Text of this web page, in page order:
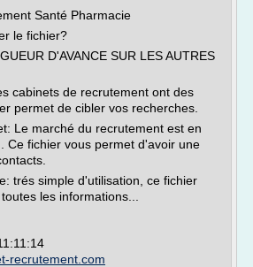
Santé Pharmacie
le fichier?
D'AVANCE SUR LES AUTRES
cabinets de recrutement ont des
permet de cibler vos recherches.
Le marché du recrutement est en
Ce fichier vous permet d'avoir une
trés simple d'utilisation, ce fichier
les informations...
recrutement.com